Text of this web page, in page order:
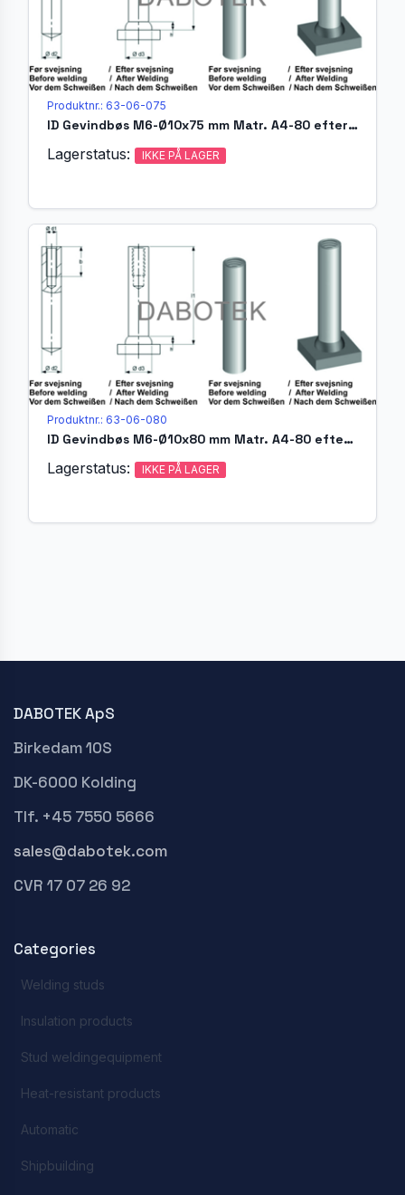
Produktnr.: 63-06-075
ID Gevindbøs M6-Ø10x75 mm Matr. A4-80 efter EN ISO 13918
Lagerstatus: IKKE PÅ LAGER
Produktnr.: 63-06-080
ID Gevindbøs M6-Ø10x80 mm Matr. A4-80 efter EN ISO 13918
Lagerstatus: IKKE PÅ LAGER
DABOTEK ApS
Birkedam 10S
DK-6000 Kolding
Tlf. +45 7550 5666
sales@dabotek.com
CVR 17 07 26 92
Categories
Welding studs
Insulation products
Stud weldingequipment
Heat-resistant products
Automatic
Shipbuilding